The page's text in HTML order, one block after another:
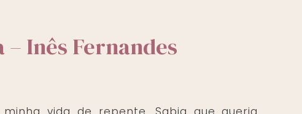
– Inês Fernandes